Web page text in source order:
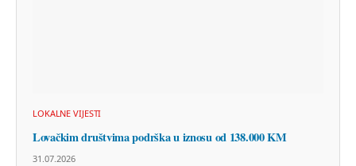
LOKALNE VIJESTI
Lovačkim društvima podrška u iznosu od 138.000 KM
31.07.2026